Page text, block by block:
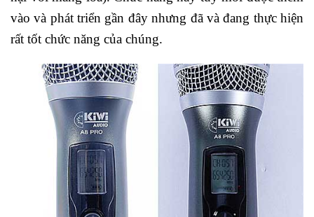
vào và phát triển gần đây nhưng đã và đang thực hiện
rất tốt chức năng của chúng.